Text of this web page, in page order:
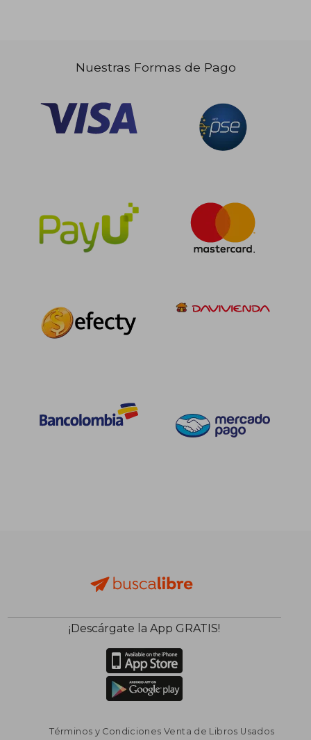
45% $ 135.460 45%
dcto.
Nuestras Formas de Pago
¡Descárgate la App GRATIS!
Términos y Condiciones Venta de Libros Usados